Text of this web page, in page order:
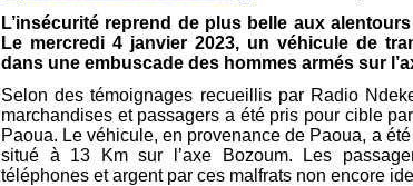
L’insécurité reprend de plus belle aux
Le mercredi 4 janvier 2023, un véhicule de
dans une embuscade des hommes armés sur
Selon des témoignages recueillis par Radio
marchandises et passagers a été pris pour cible
Paoua. Le véhicule, en provenance de Paoua, a
situé à 13 Km sur l’axe Bozoum. Les
téléphones et argent par ces malfrats non encore